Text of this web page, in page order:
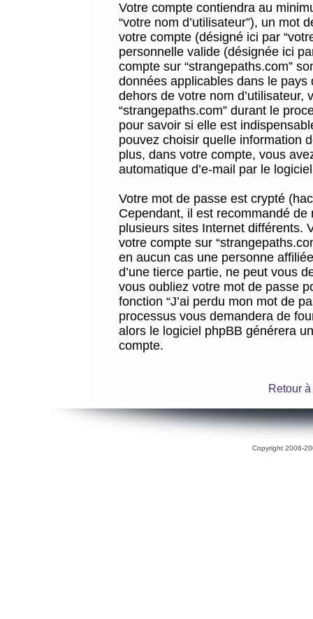
Votre compte contiendra au
“votre nom d’utilisateur”), un mot
votre compte (désigné ici par
personnelle valide (désignée ici
compte sur “strangepaths.com”
données applicables dans le
dehors de votre nom
“strangepaths.com” durant le
pour savoir si elle est
pouvez choisir quelle information
plus, dans votre compte, vous
automatique d’e-mail par le
Votre mot de passe est crypté
Cependant, il est recommandé
plusieurs sites Internet différents.
votre compte sur
en aucun cas une personne
d’une tierce partie, ne peut vous
vous oubliez votre mot de passe
fonction “J’ai perdu mon mot de
processus vous demandera de
alors le logiciel phpBB générera
compte.
Retour
Copyright 2006-